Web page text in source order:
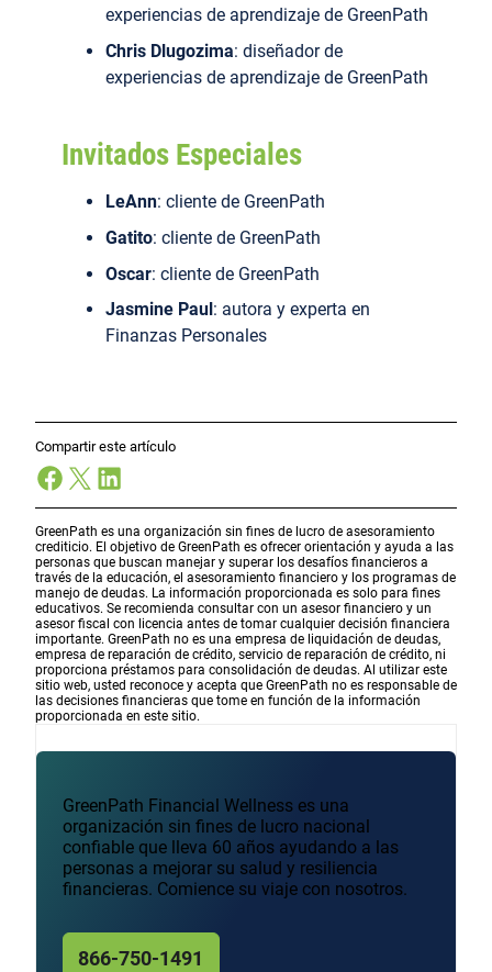
experiencias de aprendizaje de GreenPath
Chris Dlugozima: diseñador de
experiencias de aprendizaje de GreenPath
Invitados Especiales
LeAnn: cliente de GreenPath
Gatito: cliente de GreenPath
Oscar: cliente de GreenPath
Jasmine Paul : autora y experta en
Finanzas Personales
Compartir este artículo
Facebook
X LinkedIn
GreenPath es una organización sin fines de lucro de asesoramiento
crediticio. El objetivo de GreenPath es ofrecer orientación y ayuda a las
personas que buscan manejar y superar los desafíos financieros a
través de la educación, el asesoramiento financiero y los programas de
manejo de deudas. La información proporcionada es solo para fines
educativos. Se recomienda consultar con un asesor financiero y un
asesor fiscal con licencia antes de tomar cualquier decisión financiera
importante. GreenPath no es una empresa de liquidación de deudas,
empresa de reparación de crédito, servicio de reparación de crédito, ni
proporciona préstamos para consolidación de deudas. Al utilizar este
sitio web, usted reconoce y acepta que GreenPath no es responsable de
las decisiones financieras que tome en función de la información
proporcionada en este sitio.
GreenPath Financial Wellness es una
organización sin fines de lucro nacional
confiable que lleva 60 años ayudando a las
personas a mejorar su salud y resiliencia
financieras. Comience su viaje con nosotros.
866-750-1491